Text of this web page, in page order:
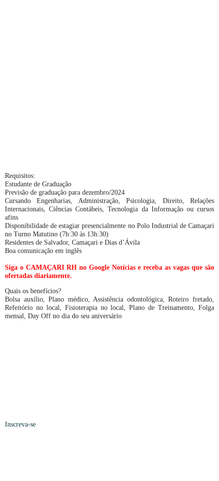
Requisitos:
Estudante de Graduação
Previsão de graduação para dezembro/2024
Cursando Engenharias, Administração, Psicologia, Direito, Relações
Internacionais, Ciências Contábeis, Tecnologia da Informação ou cursos
afins
Disponibilidade de estagiar presencialmente no Polo Industrial de Camaçari
no Turno Matutino (7h:30 às 13h:30)
Residentes de Salvador, Camaçari e Dias d’Ávila
Boa comunicação em inglês
Siga o CAMAÇARI RH no Google Notícias e receba as vagas que são
ofertadas diariamente.
Quais os benefícios?
Bolsa auxílio, Plano médico, Assistência odontológica, Roteiro fretado,
Refeitório no local, Fisioterapia no local, Plano de Treinamento, Folga
mensal, Day Off no dia do seu aniversário
Inscreva-se